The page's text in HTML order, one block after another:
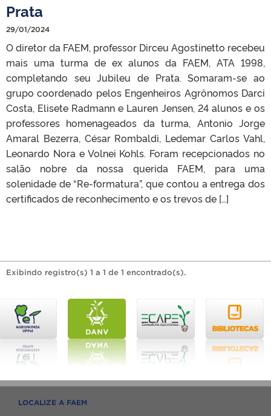
Prata
29/01/2024
O diretor da FAEM, professor Dirceu Agostinetto recebeu
mais uma turma de ex alunos da FAEM, ATA 1998,
completando seu Jubileu de Prata. Somaram-se ao
grupo coordenado pelos Engenheiros Agrônomos Darci
Costa, Elisete Radmann e Lauren Jensen, 24 alunos e os
professores homenageados da turma, Antonio Jorge
Amaral Bezerra, César Rombaldi, Ledemar Carlos Vahl,
Leonardo Nora e Volnei Kohls. Foram recepcionados no
salão nobre da nossa querida FAEM, para uma
solenidade de “Re-formatura”, que contou a entrega dos
certificados de reconhecimento e os trevos de […]
Exibindo registro(s) 1 a 1 de 1 encontrado(s).
LOCALIZE A FAEM